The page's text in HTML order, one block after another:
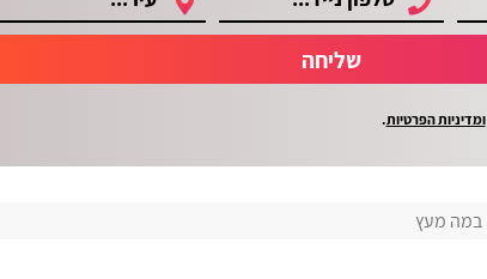
שליחה
ומדיניות הפרטיות.
במה מעץ